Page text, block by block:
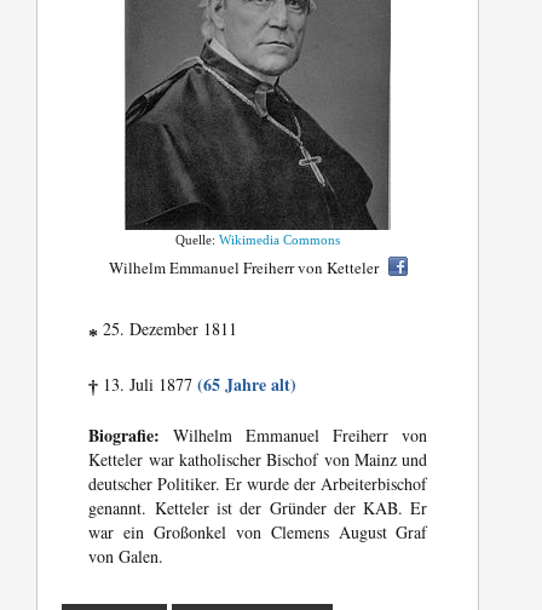
Quelle:Wikimedia Commons
Wilhelm Emmanuel Freiherr von Ketteler
* 25. Dezember 1811
† 13. Juli 1877(65 Jahre alt)
Biografie: Wilhelm Emmanuel Freiherr von
Ketteler war katholischer Bischof von Mainz und
deutscher Politiker. Er wurde der Arbeiterbischof
genannt. Ketteler ist der Gründer der KAB. Er
war ein Großonkel von Clemens August Graf
von Galen.